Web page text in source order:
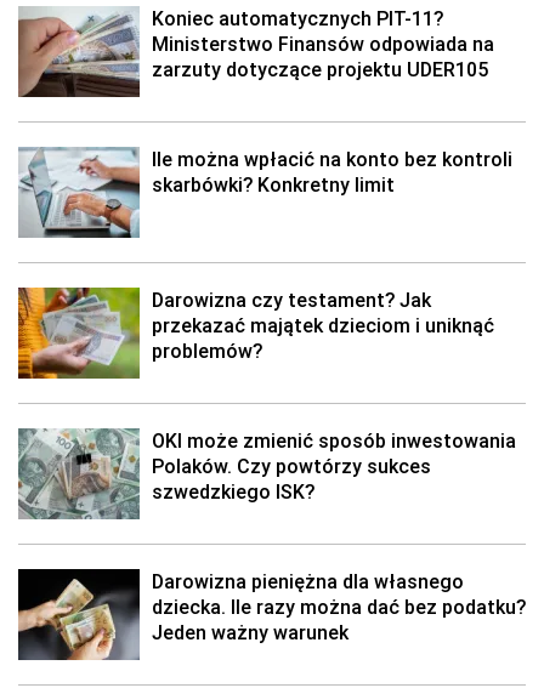
Koniec automatycznych PIT-11?
Ministerstwo Finansów odpowiada na
zarzuty dotyczące projektu UDER105
Ile można wpłacić na konto bez kontroli
skarbówki? Konkretny limit
Darowizna czy testament? Jak
przekazać majątek dzieciom i uniknąć
problemów?
OKI może zmienić sposób inwestowania
Polaków. Czy powtórzy sukces
szwedzkiego ISK?
Darowizna pieniężna dla własnego
dziecka. Ile razy można dać bez podatku?
Jeden ważny warunek